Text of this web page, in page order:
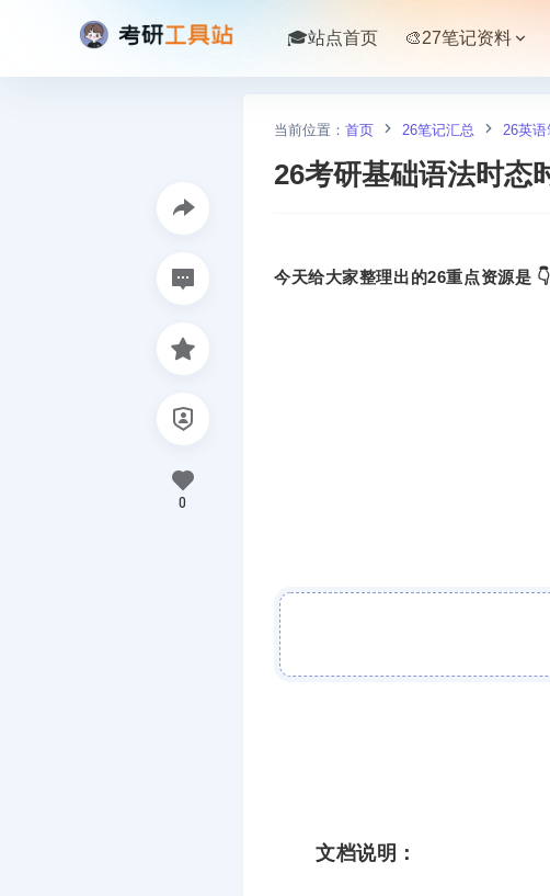
🎓站点首页 🎨27笔记资料
当前位置： 首页 26笔记汇总 26英语
26考研基础语法时态
今天给大家整理出的26重点资源是 👇
文档说明：
0